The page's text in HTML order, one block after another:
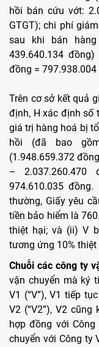
hồi bán cứu vớt:
GTGT); chi phí
sau khi bán
439.640.134
đồng =
Trên cơ sở kết quả
định, H xác định số
giá trị hàng hoá bị
hồi (đã bao
(1.948.659.372
–
974.610.035
thường, Giấy yêu
tiền bảo hiểm là
thiệt hại; và (ii) V
tương ứng 10% thiệt
Chuỗi các công ty
vận chuyển mà ký
V1 (“V”), V1 tiếp
V2 (“V2”), V2
hợp đồng với
chuyển với Công ty